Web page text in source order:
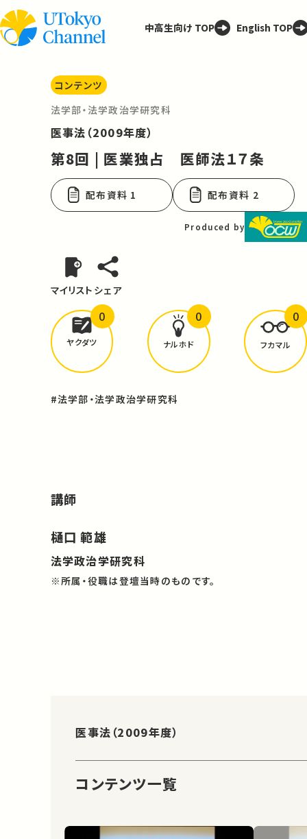
中高生向け TOP English TOP
コンテンツ
法学部・法学政治学研究科
医事法（2009年度）
第8回 | 医業独占 医師法１７条
配布資料 1 配布資料 2
Produced by
マイリスト シェア
どんな学びがありましたか？
ヤクダツ
0
ナルホド
0
フカマル
0
#法学部・法学政治学研究科
講師
樋口 範雄
法学政治学研究科
※所属・役職は登壇当時のものです。
医事法（2009年度）
コンテンツ一覧